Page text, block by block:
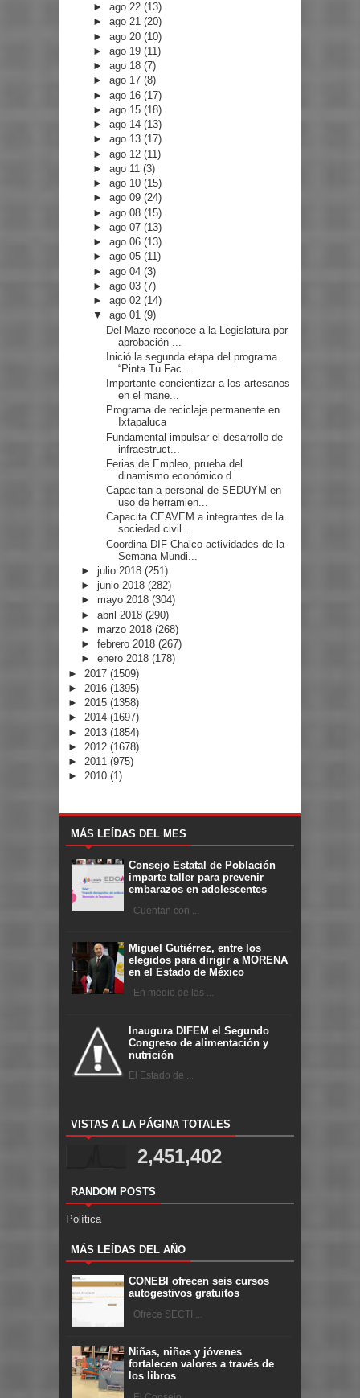
►ago 22(13)
►ago 21(20)
►ago 20(10)
►ago 19(11)
►ago 18(7)
►ago 17(8)
►ago 16(17)
►ago 15(18)
►ago 14(13)
►ago 13(17)
►ago 12(11)
►ago 11(3)
►ago 10(15)
►ago 09(24)
►ago 08(15)
►ago 07(13)
►ago 06(13)
►ago 05(11)
►ago 04(3)
►ago 03(7)
►ago 02(14)
▼ago 01(9)
Del Mazo reconoce a la Legislatura por
aprobación ...
Inició la segunda etapa del programa
“Pinta Tu Fac...
Importante concientizar a los artesanos
en el mane...
Programa de reciclaje permanente en
Ixtapaluca
Fundamental impulsar el desarrollo de
infraestruct...
Ferias de Empleo, prueba del
dinamismo económico d...
Capacitan a personal de SEDUYM en
uso de herramien...
Capacita CEAVEM a integrantes de la
sociedad civil...
Coordina DIF Chalco actividades de la
Semana Mundi...
► julio 2018 (251)
► junio 2018 (282)
► mayo 2018 (304)
► abril 2018 (290)
► marzo 2018 (268)
► febrero 2018 (267)
► enero 2018 (178)
► 2017 (1509)
► 2016 (1395)
► 2015 (1358)
► 2014 (1697)
► 2013 (1854)
► 2012 (1678)
► 2011 (975)
► 2010 (1)
MÁS LEÍDAS DEL MES
Consejo Estatal de Población
imparte taller para prevenir
embarazos en adolescentes
Cuentan con ...
Miguel Gutiérrez, entre los
elegidos para dirigir a MORENA
en el Estado de México
En medio de las ...
Inaugura DIFEM el Segundo
Congreso de alimentación y
nutrición
El Estado de ...
VISTAS A LA PÁGINA TOTALES
2,451,402
RANDOM POSTS
Política
MÁS LEÍDAS DEL AÑO
CONEBI ofrecen seis cursos
autogestivos gratuitos
Ofrece SECTI ...
Niñas, niños y jóvenes
fortalecen valores a través de
los libros